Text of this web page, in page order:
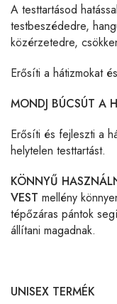
A testtartásod
testbeszédedre,
közérzetedre,
Erősíti a hátizmokat
MONDJ BÚCSÚT A
Erősíti és fejleszti a
helytelen testtartást.
KÖNNYŰ
VEST mellény
tépőzáras pántok
állítani magadnak.
UNISEX TERMÉK